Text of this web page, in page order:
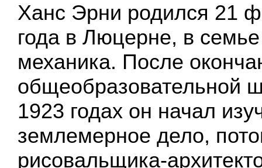
Ханс Эрни родился 21
года в Люцерне, в
механика. После
общеобразовательной
1923 годах он начал
землемерное дело,
рисовальщика-